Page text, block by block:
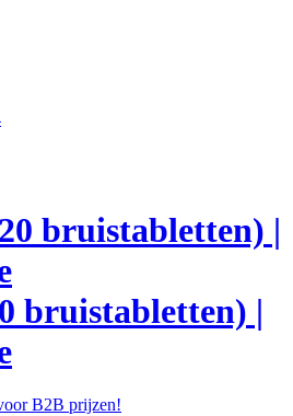
bruistabletten) |
B2B prijzen!